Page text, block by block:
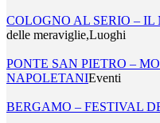
COLOGNO AL SERIO – IL
delle meraviglie,Luoghi
PONTE SAN PIETRO –
NAPOLETANIEventi
BERGAMO – FESTIVAL